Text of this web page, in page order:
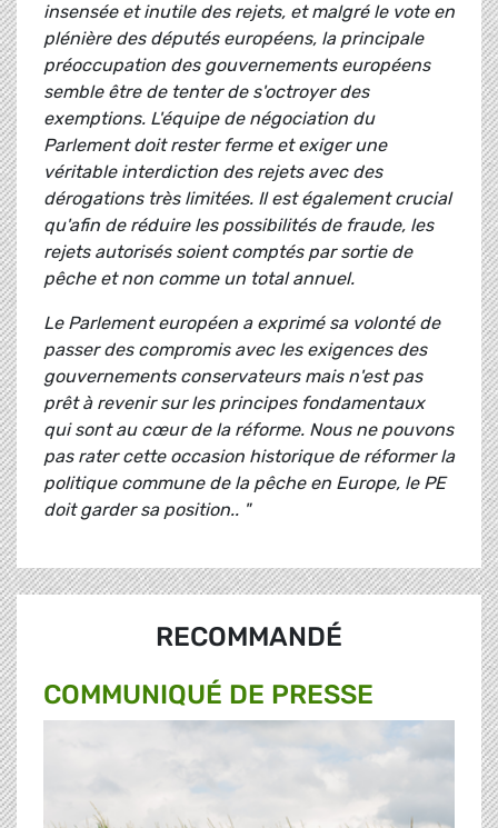
insensée et inutile des rejets, et malgré le vote en
plénière des députés européens, la principale
préoccupation des gouvernements européens
semble être de tenter de s'octroyer des
exemptions. L'équipe de négociation du
Parlement doit rester ferme et exiger une
véritable interdiction des rejets avec des
dérogations très limitées. Il est également crucial
qu'afin de réduire les possibilités de fraude, les
rejets autorisés soient comptés par sortie de
pêche et non comme un total annuel.
Le Parlement européen a exprimé sa volonté de
passer des compromis avec les exigences des
gouvernements conservateurs mais n'est pas
prêt à revenir sur les principes fondamentaux
qui sont au cœur de la réforme. Nous ne pouvons
pas rater cette occasion historique de réformer la
politique commune de la pêche en Europe, le PE
doit garder sa position.. "
RECOMMANDÉ
COMMUNIQUÉ DE PRESSE